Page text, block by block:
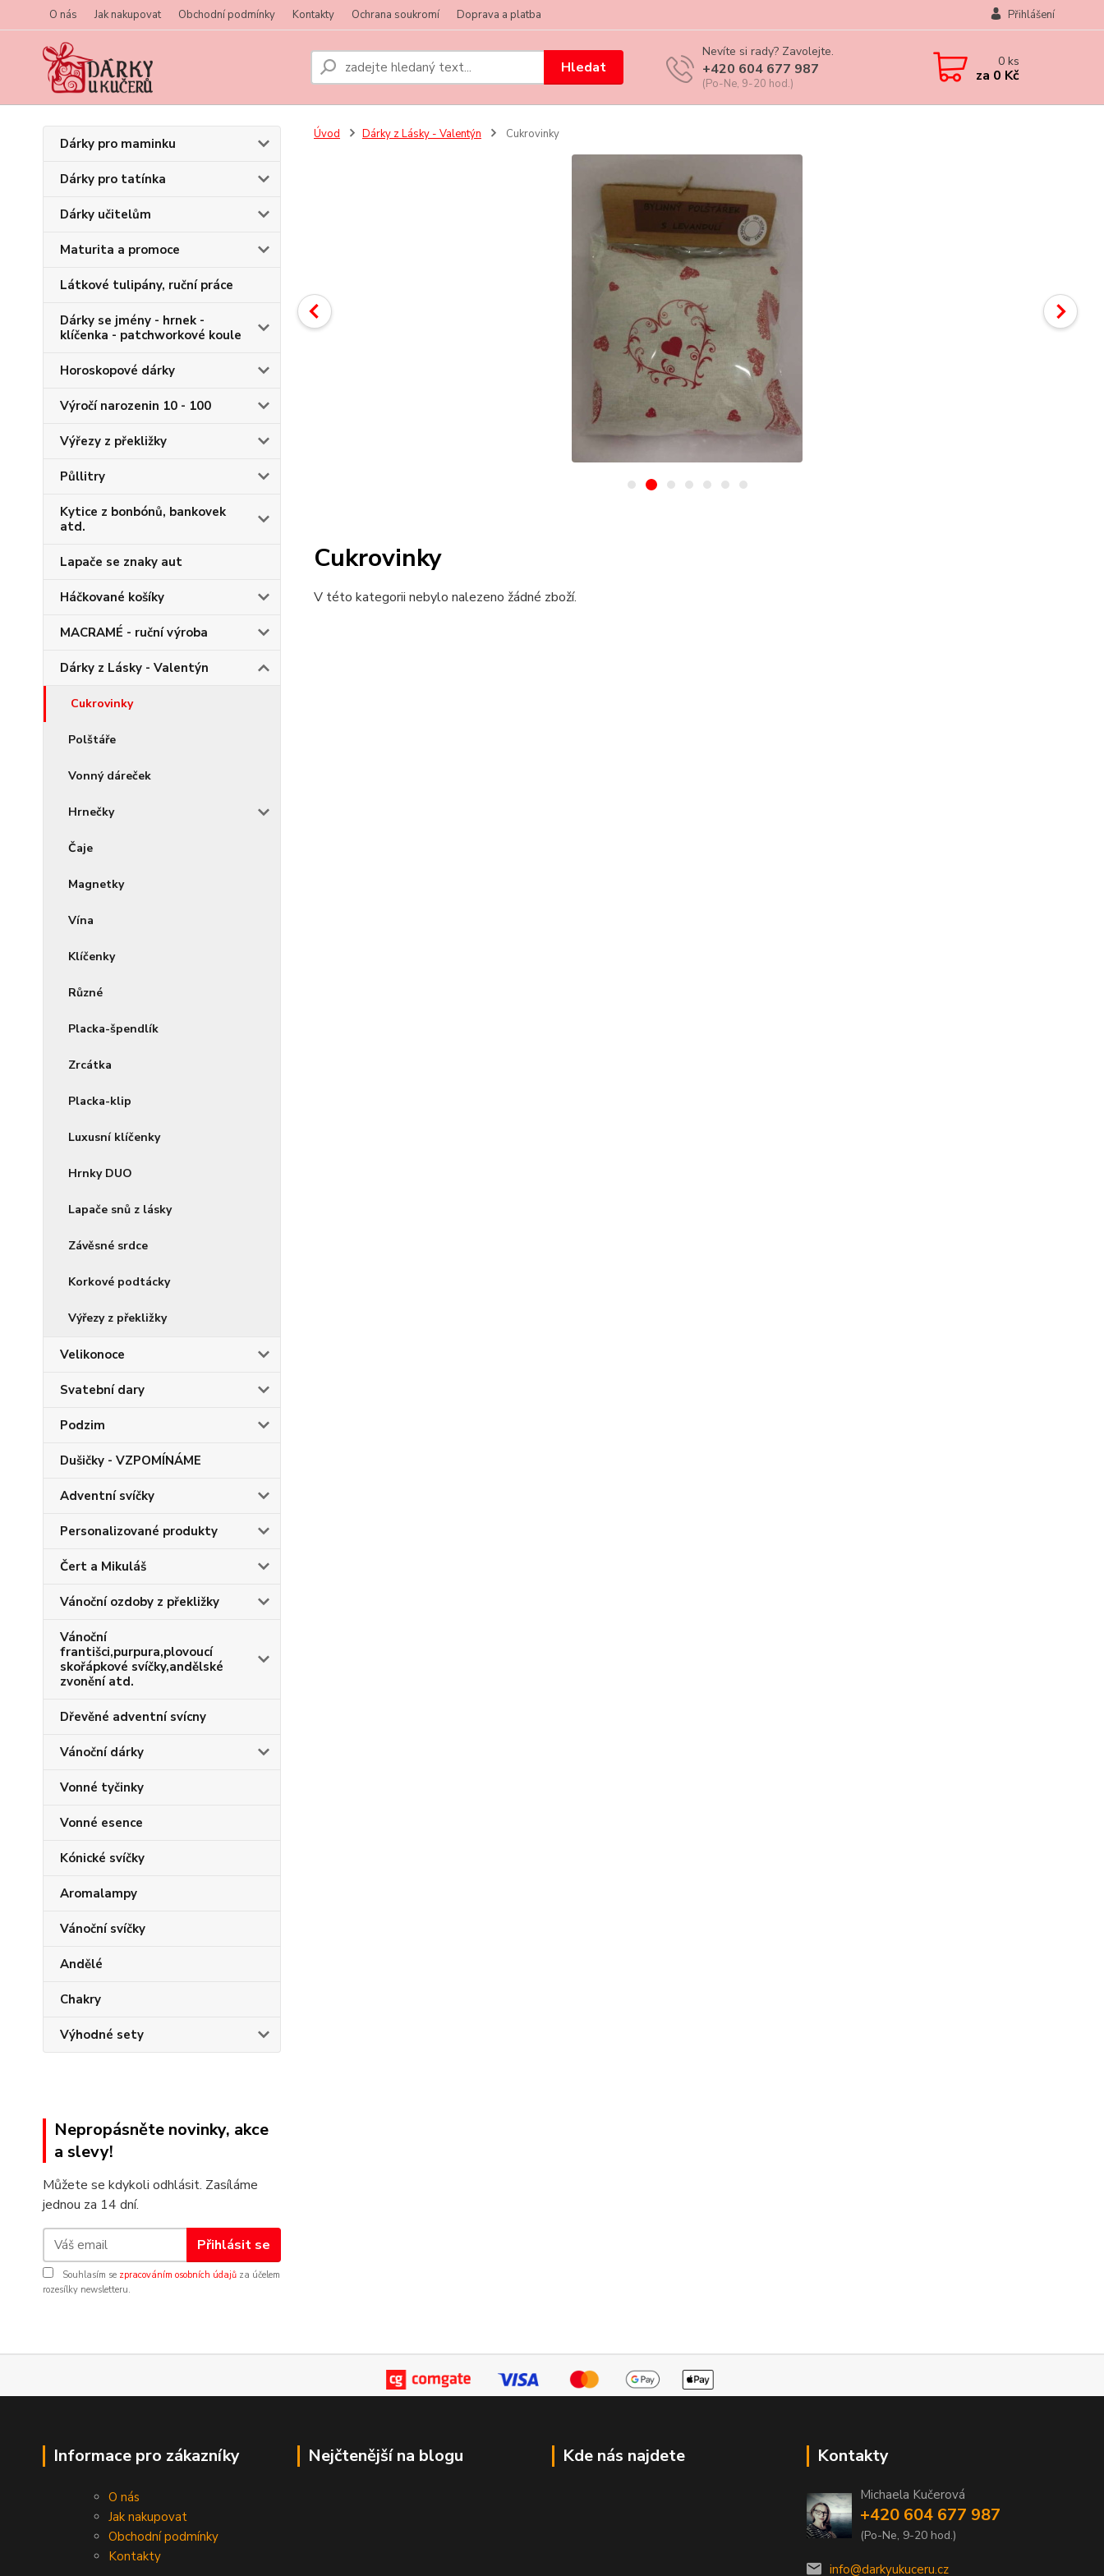
O nás Jak nakupovat Obchodní podmínky Kontakty Ochrana soukromí Doprava a platba Přihlášení
Hledat
Nevíte si rady? Zavolejte.
+420 604 677 987
(Po-Ne, 9-20 hod.)
0ks
za 0 Kč
Dárky pro maminku
Dárky pro tatínka
Dárky učitelům
Maturita a promoce
Látkové tulipány, ruční práce
Dárky se jmény - hrnek -
klíčenka - patchworkové koule
Horoskopové dárky
Výročí narozenin 10 - 100
Výřezy z překližky
Půllitry
Kytice z bonbónů, bankovek
atd.
Lapače se znaky aut
Háčkované košíky
MACRAMÉ - ruční výroba
Dárky z Lásky - Valentýn
Cukrovinky
Polštáře
Vonný dáreček
Hrnečky
Čaje
Magnetky
Vína
Klíčenky
Různé
Placka-špendlík
Zrcátka
Placka-klip
Luxusní klíčenky
Hrnky DUO
Lapače snů z lásky
Závěsné srdce
Korkové podtácky
Výřezy z překližky
Velikonoce
Svatební dary
Podzim
Dušičky - VZPOMÍNÁME
Adventní svíčky
Personalizované produkty
Čert a Mikuláš
Vánoční ozdoby z překližky
Vánoční
františci,purpura,plovoucí
skořápkové svíčky,andělské
zvonění atd.
Dřevěné adventní svícny
Vánoční dárky
Vonné tyčinky
Vonné esence
Kónické svíčky
Aromalampy
Vánoční svíčky
Andělé
Chakry
Výhodné sety
Nepropásněte novinky, akce
a slevy!
Můžete se kdykoli odhlásit. Zasíláme
jednou za 14 dní.
Přihlásit se
Souhlasím se zpracováním osobních údajů za účelem
rozesílky newsletteru.
Úvod Dárky z Lásky - Valentýn Cukrovinky
Cukrovinky
V této kategorii nebylo nalezeno žádné zboží.
Informace pro zákazníky
O nás
Jak nakupovat
Obchodní podmínky
Kontakty
Nejčtenější na blogu Kde nás najdete Kontakty
Michaela Kučerová
+420 604 677 987
(Po-Ne, 9-20 hod.)
info@darkyukuceru.cz